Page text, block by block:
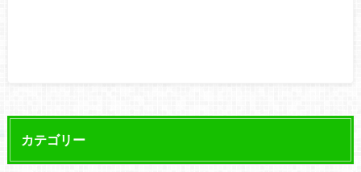
カテゴリー